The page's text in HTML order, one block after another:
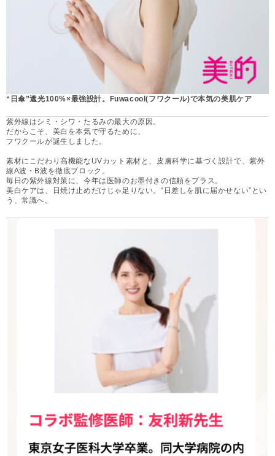
“日傘”遮光100%×最強設計。Fuwacool(フワクール)で本気の美肌ケア
紫外線はシミ・シワ・たるみの最大の原因。
だからこそ、美白を本気で守るために、
フワクールが誕生しました。
素材にこだわり高機能なUVカット素材と、皮膚科学に基づく設計で、紫外
線A波・B波を徹底ブロック。
毎日の紫外線対策に、今年は医師のお墨付きの信頼をプラス。
美白ケアは、日焼け止めだけじゃ足りない。“日差しを肌に届かせない”とい
う、常識へ。